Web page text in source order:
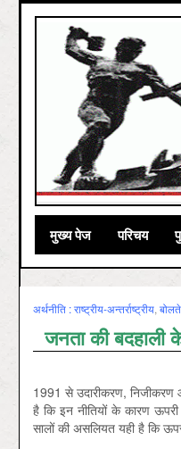
मुख्‍य पेज परिचय
अर्थनीति : राष्‍ट्रीय-अन्‍तर्राष्‍ट्रीय,
जनता की बदहाली
1991 से उदारीकरण, निजीकरण
है कि इन नीतियों के कारण
सालों की असलियत यही है कि